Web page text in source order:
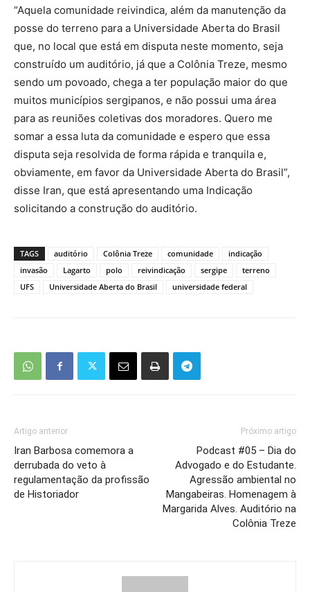
“Aquela comunidade reivindica, além da manutenção da
posse do terreno para a Universidade Aberta do Brasil
que, no local que está em disputa neste momento, seja
construído um auditório, já que a Colônia Treze, mesmo
sendo um povoado, chega a ter população maior do que
muitos municípios sergipanos, e não possui uma área
para as reuniões coletivas dos moradores. Quero me
somar a essa luta da comunidade e espero que essa
disputa seja resolvida de forma rápida e tranquila e,
obviamente, em favor da Universidade Aberta do Brasil”,
disse Iran, que está apresentando uma Indicação
solicitando a construção do auditório.
TAGS auditório Colônia Treze comunidade
indicação
invasão
Lagarto polo reivindicação sergipe
terreno
UFS
Universidade Aberta do Brasil universidade federal
Artigo anterior
Iran Barbosa comemora a
derrubada do veto à
regulamentação da profissão
de Historiador
Próximo artigo
Podcast #05 – Dia do
Advogado e do Estudante.
Agressão ambiental no
Mangabeiras. Homenagem à
Margarida Alves. Auditório na
Colônia Treze